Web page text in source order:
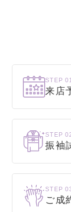
STEP 01
来店
まずはお気
STEP
振袖
お気に入り
試着できま
STEP
ご成